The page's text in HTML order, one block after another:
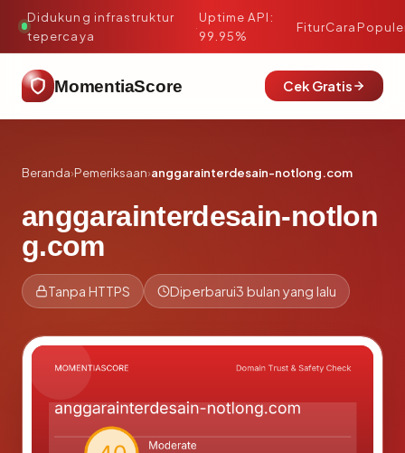
Didukung infrastruktur
tepercaya
·
Uptime API:
99.95%
FiturCara
MomentiaScore Cek Gratis
Beranda›Pemeriksaan›anggarainterdesain-notlong.com
anggarainterdesain-notlon
g.com
Tanpa HTTPS Diperbarui3 bulan yang lalu